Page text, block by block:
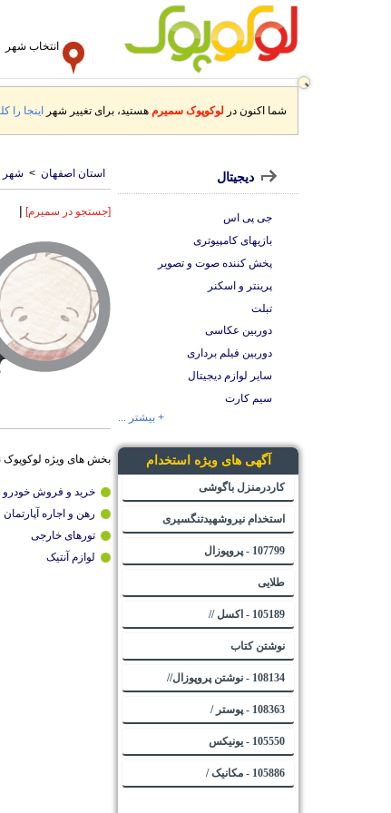
انتخاب شهر
شما اکنون در لوکوپوک سمیرم هستید، برای تغییر شهر اینجا را
استان اصفهان > شهر
[جستجو در سمیرم] |
بخش های ویژه
خرید و فروش خودرو
رهن و اجاره آپارتمان
تورهای خارجی
لوازم آنتیک
دیجیتال
جی پی اس
بازیهای کامپیوتری
پخش کننده صوت و تصویر
پرینتر و اسکنر
تبلت
دوربین عکاسی
دوربین فیلم برداری
سایر لوازم دیجیتال
سیم کارت
+ بیشتر ...
آگهی های ویژه استخدام
کاردرمنزل باگوشی
استخدام نیروشهیدتنگسیری
107799 - پروپوزال
طلایی
105189 - اکسل //
نوشتن کتاب
108134 - نوشتن پروپوزال//
108363 - پوستر /
105550 - یونیکس
105886 - مکانیک /